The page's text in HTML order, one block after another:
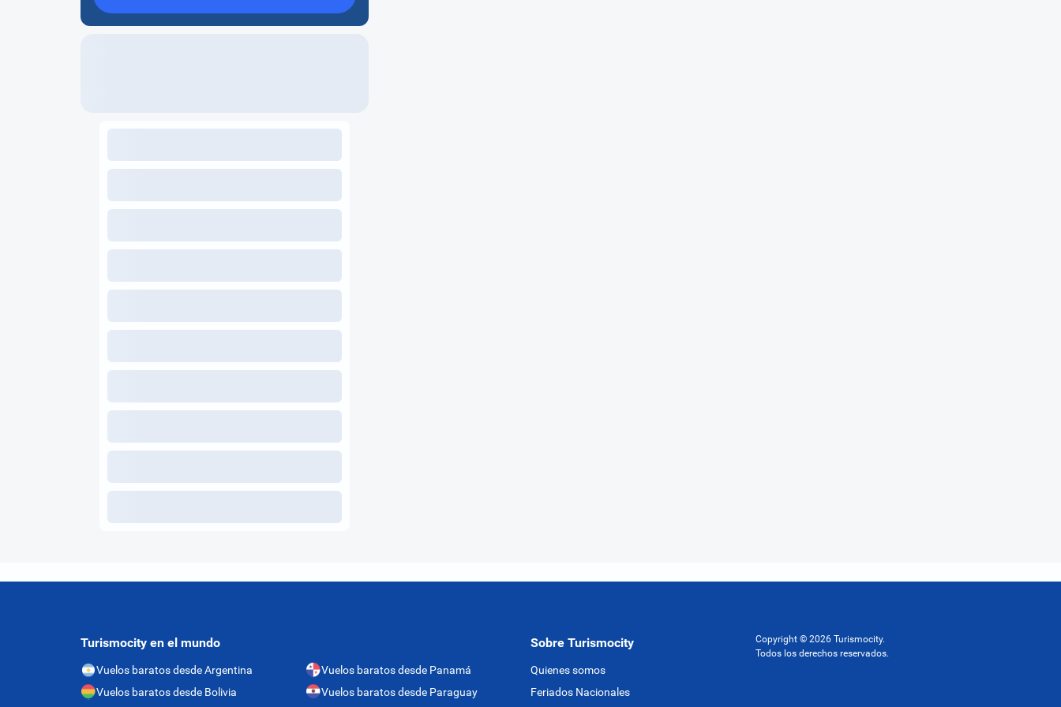
Turismocity en el mundo
Vuelos baratos desde Argentina
Vuelos baratos desde Bolivia
Vuelos baratos desde Panamá
Vuelos baratos desde Paraguay
Sobre Turismocity
Quienes somos
Feriados Nacionales
Copyright © 2026 Turismocity.
Todos los derechos reservados.